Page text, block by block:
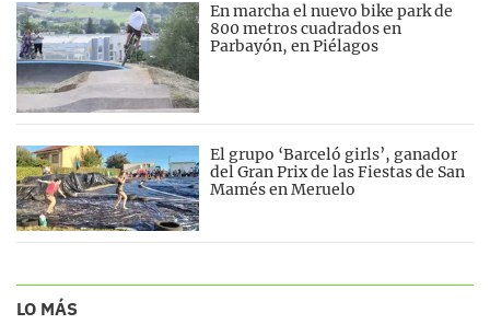
En marcha el nuevo bike park de
800 metros cuadrados en
Parbayón, en Piélagos
El grupo ‘Barceló girls’, ganador
del Gran Prix de las Fiestas de San
Mamés en Meruelo
LO MÁS